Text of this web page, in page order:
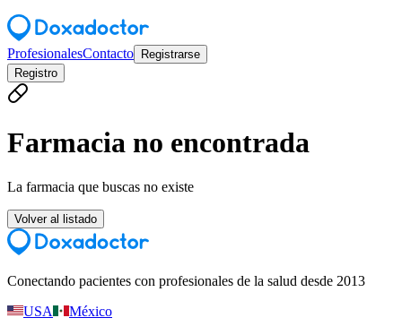
ProfesionalesContacto
Registrarse
Registro
Farmacia no encontrada
La farmacia que buscas no existe
Volver al listado
Conectando pacientes con profesionales de la salud desde 2013
USA
México